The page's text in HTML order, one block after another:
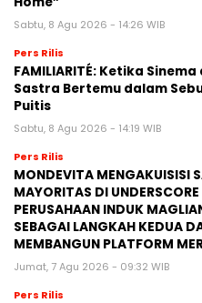
Sabtu, 8 Agu 2026 - 14:26 WIB
Pers Rilis
FAMILIARITÉ: Ketika Sinema
Sastra Bertemu dalam
Puitis
Sabtu, 8 Agu 2026 - 14:19 WIB
Pers Rilis
MONDEVITA MENGAKUISISI
MAYORITAS DI
PERUSAHAAN INDUK
SEBAGAI LANGKAH KEDUA
MEMBANGUN PLATFORM
Jumat, 7 Agu 2026 - 09:32 WIB
Pers Rilis